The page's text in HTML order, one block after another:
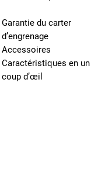
Garantie du carter
d’engrenage
Accessoires
Caractéristiques en un
coup d’œil